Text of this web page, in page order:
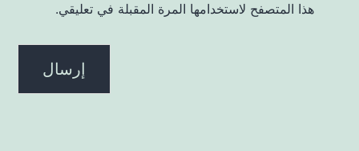
هذا المتصفح لاستخدامها المرة المقبلة في تعليقي.